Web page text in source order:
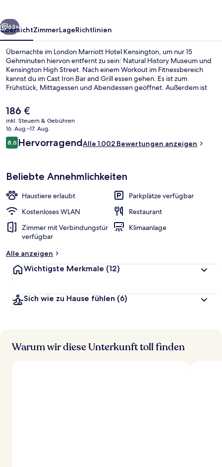
Weiter
63+
ÜbersichtZimmerLageRichtlinien
Übernachte im London Marriott Hotel Kensington, um nur 15
Gehminuten hiervon entfernt zu sein: Natural History Museum und
Kensington High Street. Nach einem Workout im Fitnessbereich
kannst du im Cast Iron Bar and Grill essen gehen. Es ist zum
Frühstück, Mittagessen und Abendessen geöffnet. Außerdem ist
Olympia Events. Andere Reisende lieben das hilfsbereite Personal.
Die öffentlichen Verkehrsmittel sind nur einen kurzen Fußmarsch
entfernt: Zur U-Bahn-Station Earl's Court sind es 5 Minuten und zur
U-Bahn-Station Gloucester Road 6 Minuten.
Der
aktuelle
Preis
beträgt
186 €.
186 €
inkl. Steuern & Gebühren
16. Aug.–17. Aug.
Bewertungen
8,68,6 von 10.
HervorragendAlle 1.002 Bewertungen anzeigen
Beliebte Annehmlichkeiten
Haustiere erlaubt
Parkplätze verfügbar
Kostenloses WLAN
Restaurant
Zimmer mit Verbindungstür
verfügbar
Klimaanlage
Alle anzeigen
Wichtigste Merkmale (12)
Sich wie zu Hause fühlen (6)
Warum wir diese Unterkunft toll finden